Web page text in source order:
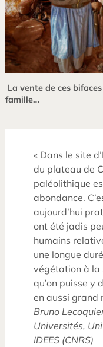
La vente de ces
famille…
« Dans le site
du plateau de
paléolithique
abondance.
aujourd’hui
ont été jadis
humains
une longue
végétation à la
qu’on puisse y
en aussi grand
Bruno
Universités,
IDEES (CNRS)